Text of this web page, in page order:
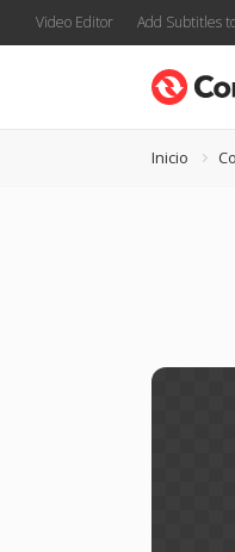
Video Editor Add Subtitles
Inicio